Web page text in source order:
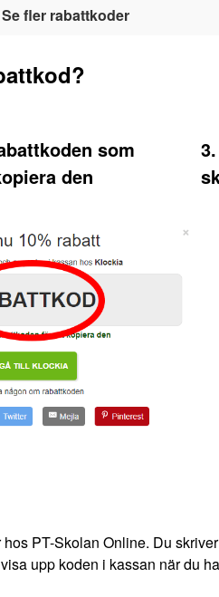
Se fler rabattkoder
som
den
PT-Skolan Online. Du
upp koden i kassan när du